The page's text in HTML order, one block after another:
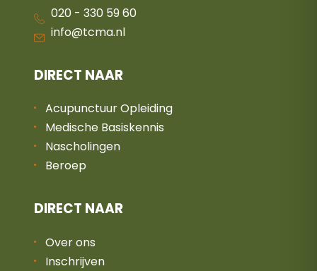
020 - 330 59 60
info@tcma.nl
DIRECT NAAR
Acupunctuur Opleiding
Medische Basiskennis
Nascholingen
Beroep
DIRECT NAAR
Over ons
Inschrijven